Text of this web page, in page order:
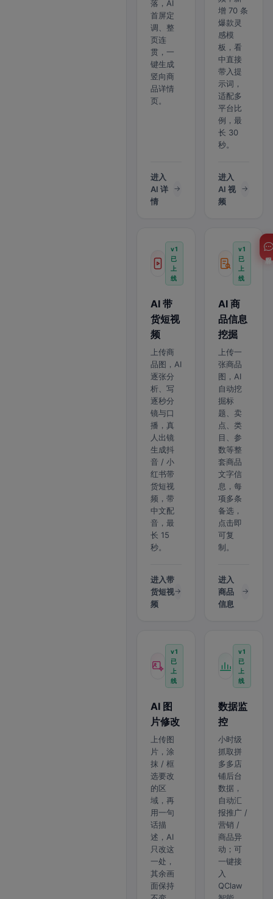
落，AI
首屏定
调、整
页连
贯，一
键生成
竖向商
品详情
页。
进入
AI 详
情
增 70 条
爆款灵
感模
板，看
中直接
带入提
示词，
适配多
平台比
例，最
长 30
秒。
进入
AI 视
频
v1
已
上
线
AI 带
货短视
频
上传商
品图，AI
逐张分
析、写
逐秒分
镜与口
播，真
人出镜
生成抖
音 / 小
红书带
货短视
频，带
中文配
音，最
长 15
秒。
进入带
货短视
频
v1
已
上
线
AI 商
品信息
挖掘
上传一
张商品
图，AI
自动挖
掘标
题、卖
点、类
目、参
数等整
套商品
文字信
息，每
项多条
备选，
点击即
可复
制。
进入
商品
信息
v1
已
上
线
AI 图
片修改
上传图
片，涂
抹 / 框
选要改
的区
域，再
用一句
话描
述，AI
只改这
一处，
其余画
面保持
v1
已
上
线
数据监
控
小时级
抓取拼
多多店
铺后台
数据，
自动汇
报推广 /
营销 /
商品异
动；可
一键接
入
QClaw